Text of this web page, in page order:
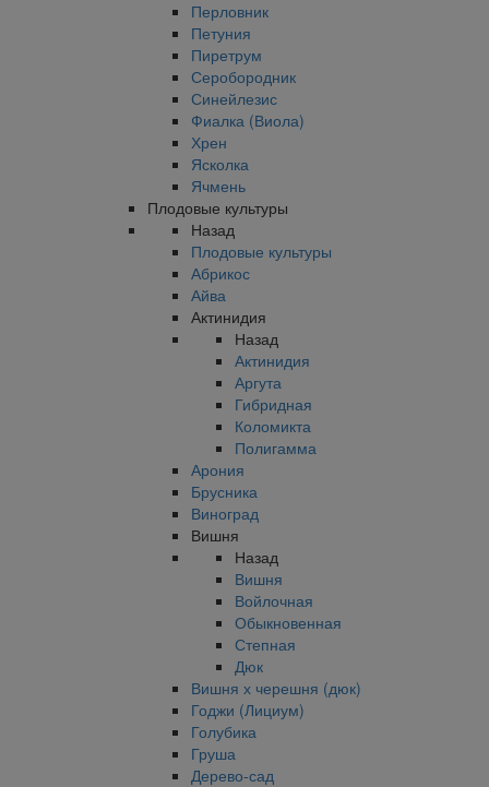
Перловник
Петуния
Пиретрум
Серобородник
Синейлезис
Фиалка (Виола)
Хрен
Ясколка
Ячмень
Плодовые культуры
Назад
Плодовые культуры
Абрикос
Айва
Актинидия
Назад
Актинидия
Аргута
Гибридная
Коломикта
Полигамма
Арония
Брусника
Виноград
Вишня
Назад
Вишня
Войлочная
Обыкновенная
Степная
Дюк
Вишня х черешня (дюк)
Годжи (Лициум)
Голубика
Груша
Дерево-сад